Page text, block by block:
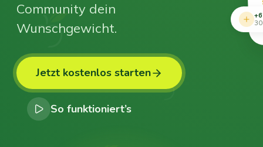
Community dein
Wunschgewicht.
Jetzt kostenlos starten
So funktioniert’s